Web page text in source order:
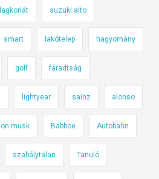
suzuki alto
smart lakótelep hagyomány
golf fáradtság
lightyear sainz alonso
musk Babboe Autobahn
szabálytalan Tanuló